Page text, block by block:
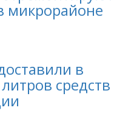
микрорайоне
в
средств